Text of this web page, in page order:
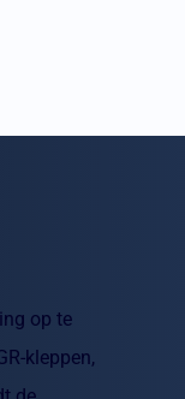
op te
kleppen,